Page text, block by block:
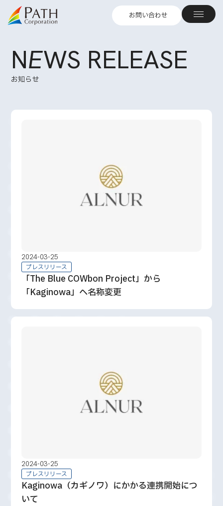
お問い合わせ
NEWS RELEASE
お知らせ
2024-03-25
プレスリリース
「The Blue COWbon Project」から
「Kaginowa」へ名称変更
2024-03-25
プレスリリース
Kaginowa（カギノワ）にかかる連携開始につ
いて